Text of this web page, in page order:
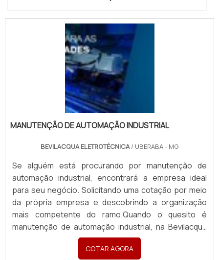
MANUTENÇÃO DE AUTOMAÇÃO INDUSTRIAL
BEVILACQUA ELETROTÉCNICA/ UBERABA - MG
Se alguém está procurando por manutenção de
automação industrial, encontrará a empresa ideal
para seu negócio. Solicitando uma cotação por meio
da própria empresa e descobrindo a organização
mais competente do ramo.Quando o quesito é
manutenção de automação industrial, na Bevilacqua
Eletrotécnica o cliente conseguirá proteção com
soluções eficazes em venda e montagem de painéis
COTAR AGORA